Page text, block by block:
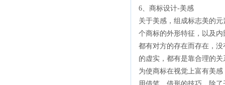
6、商标设计-美感
关于美感，组成标志美的
个商标的外形特征，以及
都有对方的存在而存在，
的虚实，都有是靠合理的
为使商标在视觉上富有美